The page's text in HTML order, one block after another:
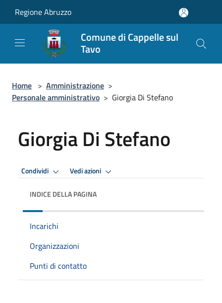
Regione Abruzzo
Comune di Cappelle sul
Tavo
Home > Amministrazione >
Personale amministrativo > Giorgia Di Stefano
Giorgia Di Stefano
Condividi Vedi azioni
INDICE DELLA PAGINA
Incarichi
Organizzazioni
Punti di contatto